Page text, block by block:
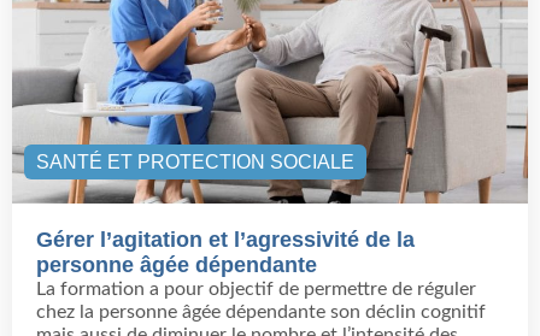
SANTÉ ET PROTECTION SOCIALE
Gérer l’agitation et l’agressivité de la
personne âgée dépendante
La formation a pour objectif de permettre de réguler
chez la personne âgée dépendante son déclin cognitif